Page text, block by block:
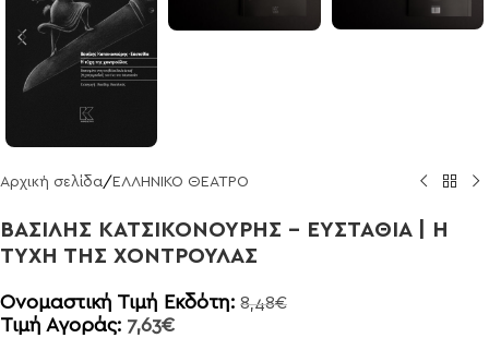
Αρχική σελίδα /ΕΛΛΗΝΙΚΟ ΘΕΑΤΡΟ
ΒΑΣΙΛΗΣ ΚΑΤΣΙΚΟΝΟΥΡΗΣ – ΕΥΣΤΑΘΙΑ | Η
ΤΥΧΗ ΤΗΣ ΧΟΝΤΡΟΥΛΑΣ
Ονομαστική Τιμή Εκδότη: 8,48€
Τιμή Αγοράς: 7,63€